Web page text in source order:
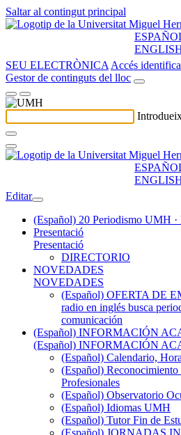
Saltar al contingut principal
SEU ELECTRÒNICA Accés
Gestor de continguts del lloc
Editar
(Español) 20 Periodismo UMH ·
Presentació
Presentació
DIRECTORIO
NOVEDADES
NOVEDADES
(Español) OFERTA DE
radio en inglés busca
comunicación
(Español) INFORMACIÓN
(Español) INFORMACIÓN
(Español) Calendario,
(Español) Reconocimiento
Profesionales
(Español) Observatorio
(Español) Idiomas UMH
(Español) Tutor Fin de
(Español) JORNADAS